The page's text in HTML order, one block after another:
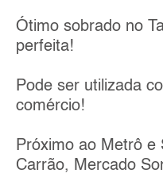
Ótimo sobrado no
perfeita!
Pode ser utilizada
comércio!
Próximo ao Metrô e
Carrão, Mercado